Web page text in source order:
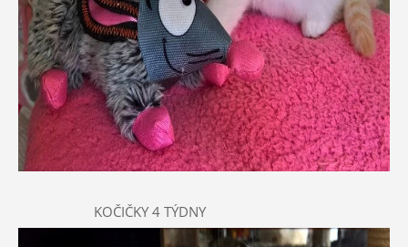
KOČIČKY 4 TÝDNY